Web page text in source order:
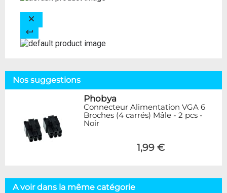
Nos suggestions
Phobya
Connecteur Alimentation VGA 6
Broches (4 carrés) Mâle - 2 pcs -
Noir
1,99 €
A voir dans la même catégorie